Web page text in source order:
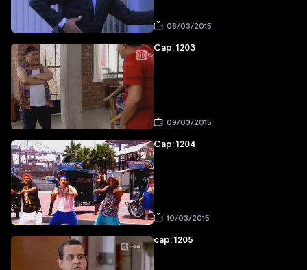
06/03/2015
Cap: 1203
09/03/2015
Cap: 1204
10/03/2015
cap: 1205